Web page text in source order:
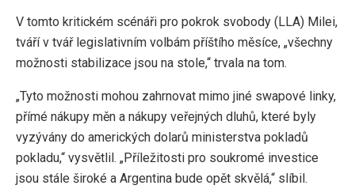
V tomto kritickém scénáři pro pokrok svobody (LLA) Milei,
tváří v tvář legislativním volbám příštího měsíce, „všechny
možnosti stabilizace jsou na stole,“ trvala na tom.
„Tyto možnosti mohou zahrnovat mimo jiné swapové linky,
přímé nákupy měn a nákupy veřejných dluhů, které byly
vyzývány do amerických dolarů ministerstva pokladů
pokladu,“ vysvětlil. „Příležitosti pro soukromé investice
jsou stále široké a Argentina bude opět skvělá,“ slíbil.